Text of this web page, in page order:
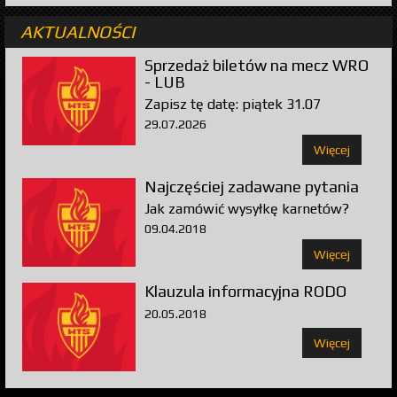
AKTUALNOŚCI
Sprzedaż biletów na mecz WRO
- LUB
Zapisz tę datę: piątek 31.07
29.07.2026
Więcej
Najczęściej zadawane pytania
Jak zamówić wysyłkę karnetów?
09.04.2018
Więcej
Klauzula informacyjna RODO
20.05.2018
Więcej